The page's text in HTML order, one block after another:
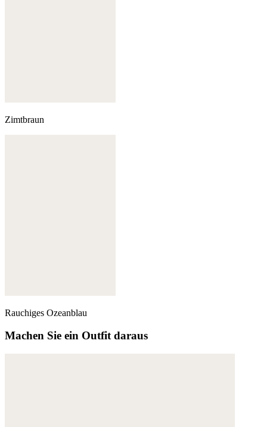
Zimtbraun
Rauchiges Ozeanblau
Machen Sie ein Outfit daraus